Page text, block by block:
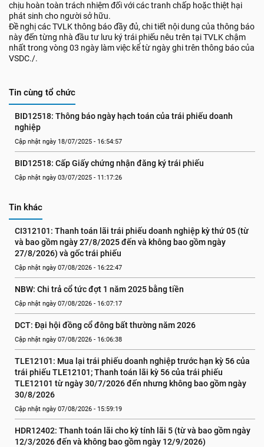
chịu hoàn toàn trách nhiệm đối với các tranh chấp hoặc thiệt hại
phát sinh cho người sở hữu.
Đề nghị các TVLK thông báo đầy đủ, chi tiết nội dung của thông báo
này đến từng nhà đầu tư lưu ký trái phiếu nêu trên tại TVLK chậm
nhất trong vòng 03 ngày làm việc kể từ ngày ghi trên thông báo của
VSDC./.
Tin cùng tổ chức
BID12518: Thông báo ngày hạch toán của trái phiếu doanh
nghiệp
Cập nhật ngày 18/07/2025 - 16:54:57
BID12518: Cấp Giấy chứng nhận đăng ký trái phiếu
Cập nhật ngày 03/07/2025 - 11:17:26
Tin khác
CI312101: Thanh toán lãi trái phiếu doanh nghiệp kỳ thứ 05 (từ
và bao gồm ngày 27/8/2025 đến và không bao gồm ngày
27/8/2026) và gốc trái phiếu
Cập nhật ngày 07/08/2026 - 16:22:47
NBW: Chi trả cổ tức đợt 1 năm 2025 bằng tiền
Cập nhật ngày 07/08/2026 - 16:07:17
DCT: Đại hội đồng cổ đông bất thường năm 2026
Cập nhật ngày 07/08/2026 - 16:06:38
TLE12101: Mua lại trái phiếu doanh nghiệp trước hạn kỳ 56 của
trái phiếu TLE12101; Thanh toán lãi kỳ 56 của trái phiếu
TLE12101 từ ngày 30/7/2026 đến nhưng không bao gồm ngày
30/8/2026
Cập nhật ngày 07/08/2026 - 15:59:19
HDR12402: Thanh toán lãi cho kỳ tính lãi 5 (từ và bao gồm ngày
12/3/2026 đến và không bao gồm ngày 12/9/2026)